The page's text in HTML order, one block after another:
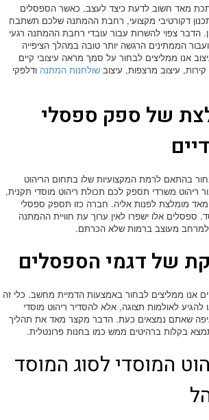
מאד חשוב לדעת כיצד לעצב. כאשר הספסלים
דקורטיבי מקצועי, רחבת ההמתנה שלכם תשתבח
הדבר צפוי להשרות עבור עובדי רחבת ההמתנה רגעי
הממתינים הרגשה יותר טובה במהלך הציפייה
אנו ממליצים לבחור על סמך מראה עיצובי קיים
עיצוב מרצפות, עיצוב שולחנות המתנה ודלפקי
של ספק ספסלי
בהתאם לרמת המקצועיות שלו בתחום הריהוט
ריהוט משרדי תספק לכם תכולת ריהוט מוסדי תקנית,
מאד מומלצת לפנות אליה. חברה כזו תספק ספסלי
ספסלים אלו ישפרו לאין ערוך עת חוויית ההמתנה
למרחב מעוצב ברמות שלא הכרתם.
של דגמי הספסלים
אנו ממליצים לבחור באמצעות הדמיית מחשב. כלי זה
לאולמות תצוגה, אלא להסדיר ריהוט מוסדי
שאתם נמצאים כעת. הדבר מקצר מאד את תהליך
בקלות ברהיטים ממש כמו בחנות פרונטלית.
המוסדי לסוג המוסד